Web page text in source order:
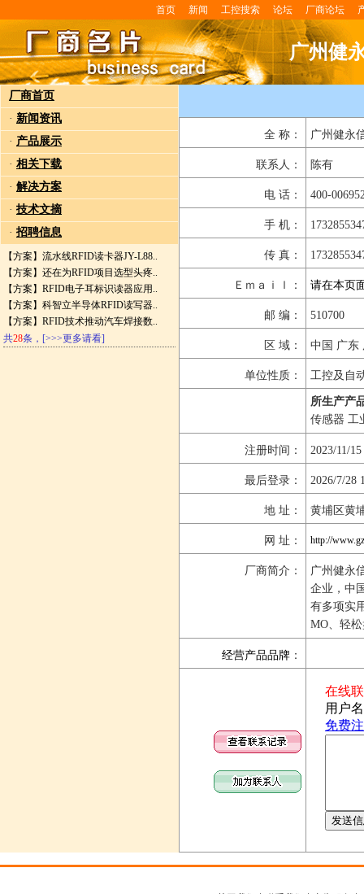
首页 新闻 工控搜索 论坛 厂商论坛
广州健
厂商首页
· 新闻资讯
· 产品展示
· 相关下载
· 解决方案
· 技术文摘
· 招聘信息
【方案】 流水线RFID读卡器JY-L88..
【方案】 还在为RFID项目选型头疼..
【方案】 RFID电子耳标识读器应用..
【方案】 科智立半导体RFID读写器..
【方案】 RFID技术推动汽车焊接数..
共28条， [>>>更多请看]
全 称： 广州健永
联系人： 陈有
电 话： 400-
手 机：
传 真：
Ｅｍａｉｌ： 请在本页
邮 编： 510700
区 域： 中国 广东
单位性质： 工控及自
所生产产
传感器 工
注册时间： 2023/11/
最后登录： 2026/7/28
地 址： 黄埔区黄
网 址： http://
厂商简介：
广州健永
企业，中
有多项实
MO、轻
经营产品品牌 ：